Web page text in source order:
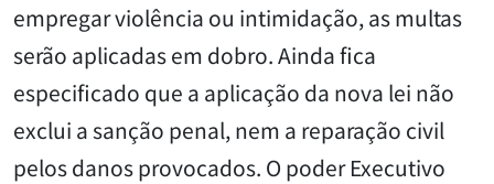
empregar violência ou intimidação, as multas
serão aplicadas em dobro. Ainda fica
especificado que a aplicação da nova lei não
exclui a sanção penal, nem a reparação civil
pelos danos provocados. O poder Executivo